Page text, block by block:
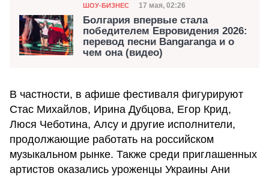
Категория
ШОУ-БИЗНЕС Дата публикации
17 мая, 02:26
Болгария впервые стала
победителем Евровидения 2026:
перевод песни Bangaranga и о
чем она (видео)
В частности, в афише фестиваля фигурируют
Стас Михайлов, Ирина Дубцова, Егор Крид,
Люся Чеботина, Алсу и другие исполнители,
продолжающие работать на российском
музыкальном рынке. Также среди приглашенных
артистов оказались уроженцы Украины Ани